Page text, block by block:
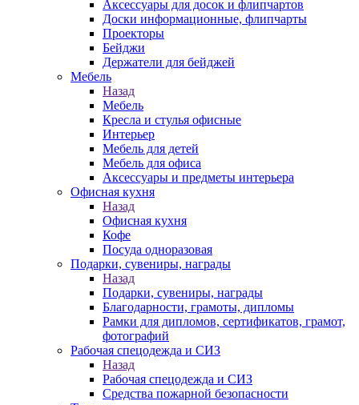
Аксессуары для досок и флипчартов
Доски информационные, флипчарты
Проекторы
Бейджи
Держатели для бейджей
Мебель
Назад
Мебель
Кресла и стулья офисные
Интерьер
Мебель для детей
Мебель для офиса
Аксессуары и предметы интерьера
Офисная кухня
Назад
Офисная кухня
Кофе
Посуда одноразовая
Подарки, сувениры, награды
Назад
Подарки, сувениры, награды
Благодарности, грамоты, дипломы
Рамки для дипломов, сертификатов, грамот,
фотографий
Рабочая спецодежда и СИЗ
Назад
Рабочая спецодежда и СИЗ
Средства пожарной безопасности